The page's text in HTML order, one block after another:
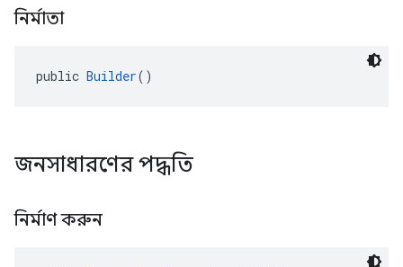
নির্মাতা
public Builder()
জনসাধারণের পদ্ধতি
নির্মাণ করুন